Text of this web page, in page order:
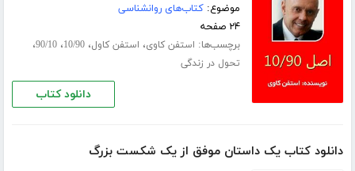
موضوع:کتاب‌های روانشناسی
۲۴ صفحه
برچسب‌ها: استفن کاوی، استفن کاول،10/90،90/10،
تحول در زندگی
دانلود کتاب
دانلود کتاب یک داستان موفق از یک شکست بزرگ